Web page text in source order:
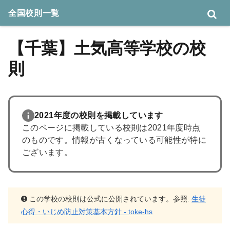
【千葉】土気高等学校の校
則
2021年度の校則を掲載しています
このページに掲載している校則は2021年度時点
のものです。情報が古くなっている可能性が特に
ございます。
この学校の校則は公式に公開されています。参照: 生徒
心得・いじめ防止対策基本方針 - toke-hs
全国校則一覧